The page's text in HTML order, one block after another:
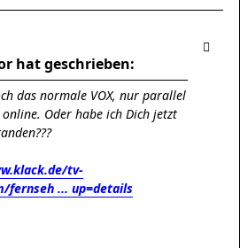
hat geschrieben:
das normale VOX, nur parallel
Oder habe ich Dich jetzt
tv-
fernseh ... up=details